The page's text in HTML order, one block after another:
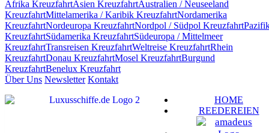
Afrika KreuzfahrtAsien KreuzfahrtAustralien / Neuseeland
KreuzfahrtMittelamerika / Karibik KreuzfahrtNordamerika
KreuzfahrtNordeuropa KreuzfahrtNordpol / Südpol Kreuzfahrt
KreuzfahrtSüdamerika KreuzfahrtSüdeuropa / Mittelmeer
KreuzfahrtTransreisen KreuzfahrtWeltreise KreuzfahrtRhein
KreuzfahrtDonau KreuzfahrtMosel KreuzfahrtBurgund
KreuzfahrtBenelux Kreuzfahrt
Über Uns Newsletter Kontakt
HOME
REEDEREIEN